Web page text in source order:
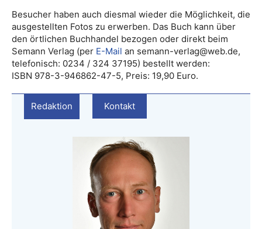
Besucher haben auch diesmal wieder die Möglichkeit, die
ausgestellten Fotos zu erwerben. Das Buch kann über
den örtlichen Buchhandel bezogen oder direkt beim
Semann Verlag (per E-Mail an semann-verlag@web.de,
telefonisch: 0234 / 324 37195) bestellt werden:
ISBN 978-3-946862-47-5, Preis: 19,90 Euro.
Redaktion Kontakt